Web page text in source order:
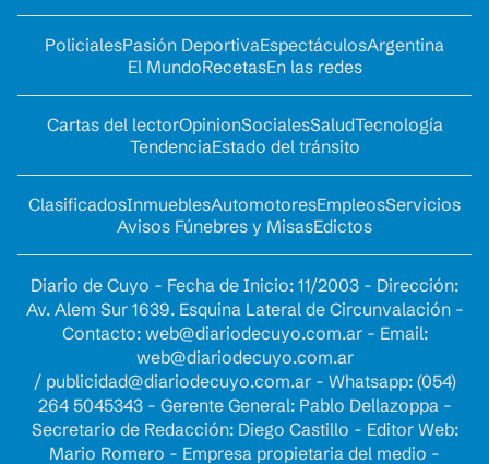
PolicialesPasión DeportivaEspectáculosArgentina
El MundoRecetasEn las redes
Cartas del lectorOpinionSocialesSaludTecnología
TendenciaEstado del tránsito
ClasificadosInmueblesAutomotoresEmpleosServicios
Avisos Fúnebres y MisasEdictos
Diario de Cuyo - Fecha de Inicio: 11/2003 - Dirección:
Av. Alem Sur 1639. Esquina Lateral de Circunvalación -
Contacto: web@diariodecuyo.com.ar- Email:
web@diariodecuyo.com.ar
/ publicidad@diariodecuyo.com.ar- Whatsapp: (054)
264 5045343 - Gerente General: Pablo Dellazoppa -
Secretario de Redacción: Diego Castillo - Editor Web:
Mario Romero - Empresa propietaria del medio -